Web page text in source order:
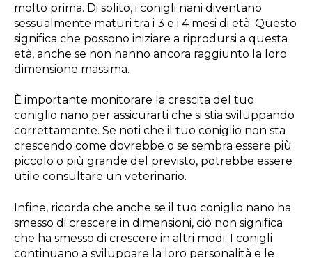
molto prima. Di solito, i conigli nani diventano
sessualmente maturi tra i 3 e i 4 mesi di età. Questo
significa che possono iniziare a riprodursi a questa
età, anche se non hanno ancora raggiunto la loro
dimensione massima.
È importante monitorare la crescita del tuo
coniglio nano per assicurarti che si stia sviluppando
correttamente. Se noti che il tuo coniglio non sta
crescendo come dovrebbe o se sembra essere più
piccolo o più grande del previsto, potrebbe essere
utile consultare un veterinario.
Infine, ricorda che anche se il tuo coniglio nano ha
smesso di crescere in dimensioni, ciò non significa
che ha smesso di crescere in altri modi. I conigli
continuano a sviluppare la loro personalità e le